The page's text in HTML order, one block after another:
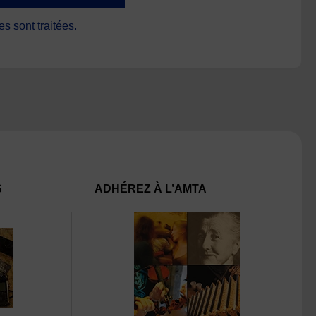
sont traitées.
ADHÉREZ À L’AMTA